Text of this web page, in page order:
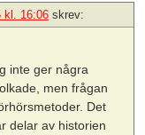
kl. 16:06 skrev:
inte ger några
men frågan
Det
delar av historien